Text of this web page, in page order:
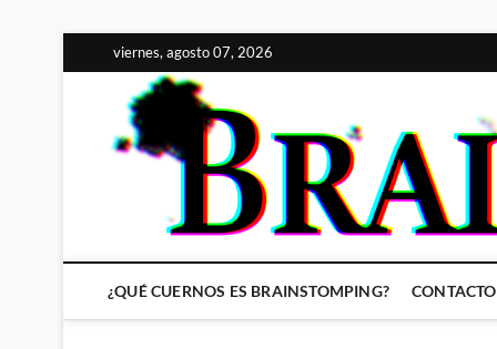
al
contenido
viernes, agosto 07, 2026
¿QUÉ CUERNOS ES BRAINSTOMPING? CONTACTO